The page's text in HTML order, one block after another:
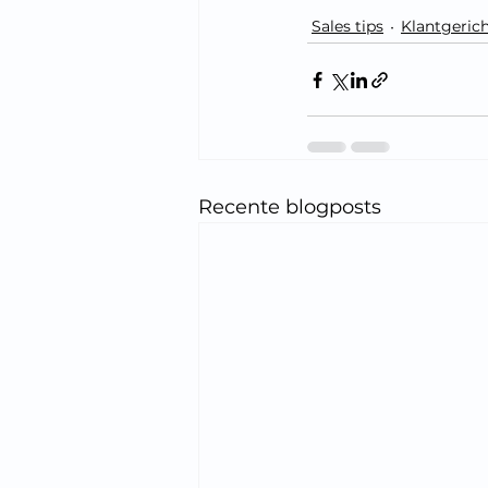
Sales tips
Recente blogposts